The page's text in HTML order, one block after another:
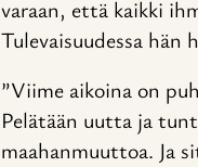
varaan, että kaikki
Tulevaisuudessa hän
”Viime aikoina on
Pelätään uutta ja
maahanmuuttoa. Ja